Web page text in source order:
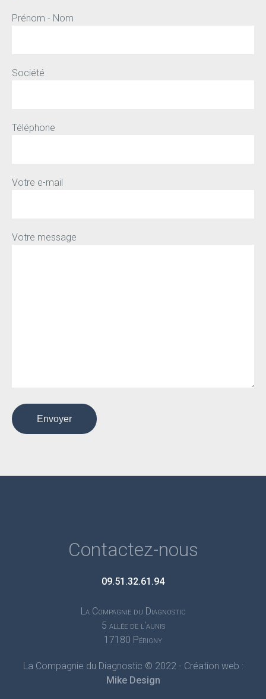
Prénom - Nom
Société
Téléphone
Votre e-mail
Votre message
Contactez-nous
09.51.32.61.94
La Compagnie du Diagnostic
5 allée de l'aunis
17180 Périgny
La Compagnie du Diagnostic © 2022 - Création web :
Mike Design